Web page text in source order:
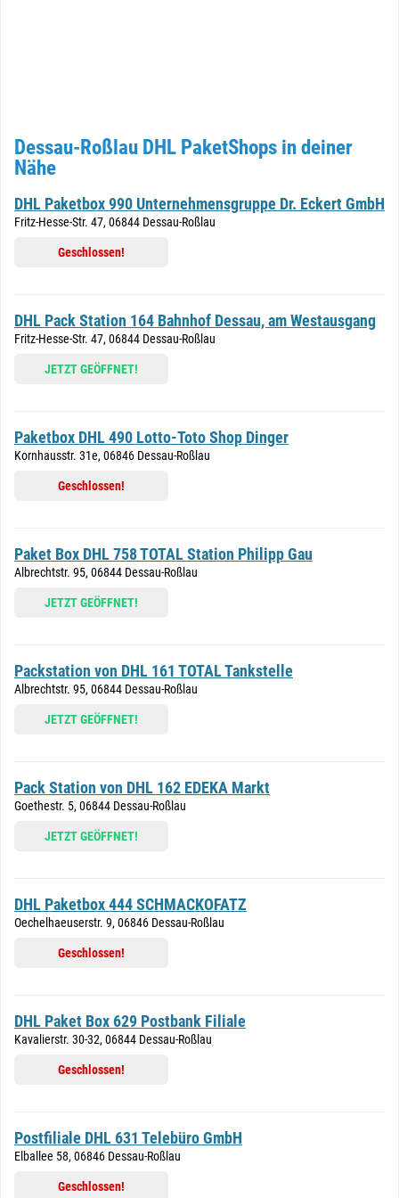
Dessau-Roßlau DHL PaketShops in deiner
Nähe
DHL Paketbox 990 Unternehmensgruppe Dr. Eckert GmbH
Fritz-Hesse-Str. 47, 06844 Dessau-Roßlau
Geschlossen!
DHL Pack Station 164 Bahnhof Dessau, am Westausgang
Fritz-Hesse-Str. 47, 06844 Dessau-Roßlau
JETZT GEÖFFNET!
Paketbox DHL 490 Lotto-Toto Shop Dinger
Kornhausstr. 31e, 06846 Dessau-Roßlau
Geschlossen!
Paket Box DHL 758 TOTAL Station Philipp Gau
Albrechtstr. 95, 06844 Dessau-Roßlau
JETZT GEÖFFNET!
Packstation von DHL 161 TOTAL Tankstelle
Albrechtstr. 95, 06844 Dessau-Roßlau
JETZT GEÖFFNET!
Pack Station von DHL 162 EDEKA Markt
Goethestr. 5, 06844 Dessau-Roßlau
JETZT GEÖFFNET!
DHL Paketbox 444 SCHMACKOFATZ
Oechelhaeuserstr. 9, 06846 Dessau-Roßlau
Geschlossen!
DHL Paket Box 629 Postbank Filiale
Kavalierstr. 30-32, 06844 Dessau-Roßlau
Geschlossen!
Postfiliale DHL 631 Telebüro GmbH
Elballee 58, 06846 Dessau-Roßlau
Geschlossen!